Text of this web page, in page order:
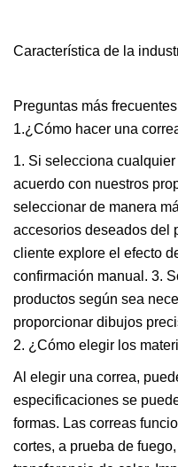
Característica de la
Preguntas más frecuentes
1.¿Cómo hacer una
1. Si selecciona
acuerdo con nuestros
seleccionar de manera
accesorios deseados del
cliente explore el efecto
confirmación manual. 3.
productos según sea
proporcionar dibujos
2. ¿Cómo elegir los
Al elegir una correa,
especificaciones se
formas. Las correas
cortes, a prueba de